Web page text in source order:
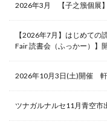
2026年3月 【子之籏個展
【2026年7月】はじめて
Fair 読書会（ふっかー）】
2026年10月3日(土)開催 軒
ツナガルナルセ11月青空市